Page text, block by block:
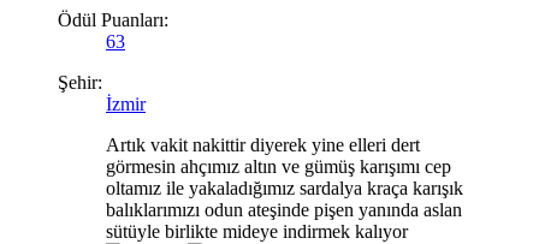
Ödül Puanları:
63
Şehir:
İzmir
Artık vakit nakittir diyerek yine elleri dert
görmesin ahçımız altın ve gümüş karışımı cep
oltamız ile yakaladığımız sardalya kraça karışık
balıklarımızı odun ateşinde pişen yanında aslan
sütüyle birlikte mideye indirmek kalıyor